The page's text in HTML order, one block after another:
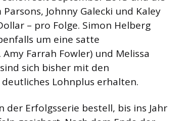
Johnny Galecki und Kaley
– pro Folge. Simon Helberg
um eine satte
Farrah Fowler) und Melissa
sich bisher mit den
Lohnplus erhalten.
der Erfolgsserie bestell, bis ins Jahr